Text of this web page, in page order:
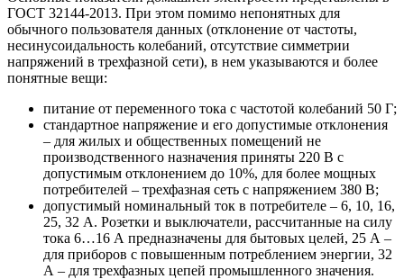
ГОСТ 32144-2013. При этом помимо непонятных для
обычного пользователя данных (отклонение от частоты,
несинусоидальность колебаний, отсутствие симметрии
напряжений в трехфазной сети), в нем указываются и более
понятные вещи:
питание от переменного тока с частотой колебаний 50 Г;
стандартное напряжение и его допустимые отклонения
– для жилых и общественных помещений не
производственного назначения приняты 220 В с
допустимым отклонением до 10%, для более мощных
потребителей – трехфазная сеть с напряжением 380 В;
допустимый номинальный ток в потребителе – 6, 10, 16,
25, 32 А. Розетки и выключатели, рассчитанные на силу
тока 6…16 А предназначены для бытовых целей, 25 А –
для приборов с повышенным потреблением энергии, 32
А – для трехфазных цепей промышленного значения.